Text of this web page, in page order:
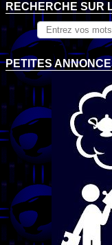
RECHERCHE SUR
PETITES